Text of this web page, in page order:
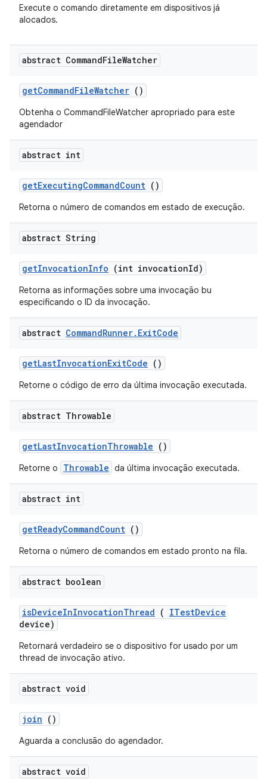
Execute o comando diretamente em dispositivos já
alocados.
abstract CommandFileWatcher
getCommandFileWatcher ()
Obtenha o CommandFileWatcher apropriado para este
agendador
abstract int
getExecutingCommandCount ()
Retorna o número de comandos em estado de execução.
abstract String
getInvocationInfo (int invocationId)
Retorna as informações sobre uma invocação bu
especificando o ID da invocação.
abstract CommandRunner. ExitCode
getLastInvocationExitCode ()
Retorne o código de erro da última invocação executada.
abstract Throwable
getLastInvocationThrowable ()
Retorne o Throwable da última invocação executada.
abstract int
getReadyCommandCount ()
Retorna o número de comandos em estado pronto na fila.
abstract boolean
isDeviceInInvocationThread ( ITestDevice
device)
Retornará verdadeiro se o dispositivo for usado por um
thread de invocação ativo.
abstract void
join ()
Aguarda a conclusão do agendador.
abstract void